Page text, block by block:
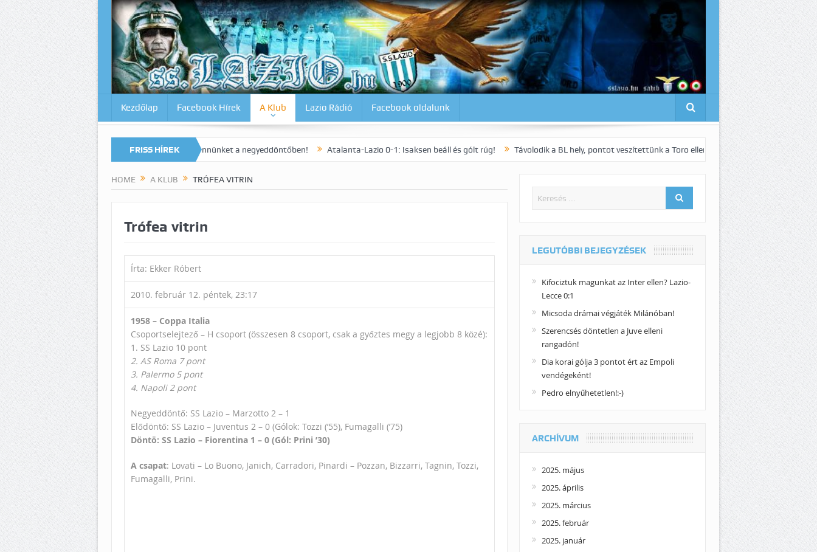
Kezdőlap Facebook Hírek A Klub Lazio Rádió Facebook oldalunk
FRISS HÍREK
Liga: Meglegyintett a kiesés szele bennünket a negyeddöntőben! Atalanta-Lazio 0-1: Isaksen beáll és gólt rúg! Távolodik a BL hely, pontot veszítettünk a Toro ellen otthon! Megsemmisítő vereség
HOME A KLUB TRÓFEA VITRIN
Trófea vitrin
Írta: Ekker Róbert
2010. február 12. péntek, 23:17
1958 – Coppa Italia
Csoportselejtező – H csoport (összesen 8 csoport, csak a győztes megy a legjobb 8 közé):
1. SS Lazio 10 pont
2. AS Roma 7 pont
3. Palermo 5 pont
4. Napoli 2 pont
Negyeddöntő: SS Lazio – Marzotto 2 – 1
Elődöntő: SS Lazio – Juventus 2 – 0 (Gólok: Tozzi (’55), Fumagalli (’75)
Döntö: SS Lazio – Fiorentina 1 – 0 (Gól: Prini ’30)
A csapat: Lovati – Lo Buono, Janich, Carradori, Pinardi – Pozzan, Bizzarri, Tagnin, Tozzi,
Fumagalli, Prini.
LEGUTÓBBI BEJEGYZÉSEK
Kifociztuk magunkat az Inter ellen? Lazio-
Lecce 0:1
Micsoda drámai végjáték Milánóban!
Szerencsés döntetlen a Juve elleni
rangadón!
Dia korai gólja 3 pontot ért az Empoli
vendégeként!
Pedro elnyűhetetlen!:-)
ARCHÍVUM
2025. május
2025. április
2025. március
2025. február
2025. január